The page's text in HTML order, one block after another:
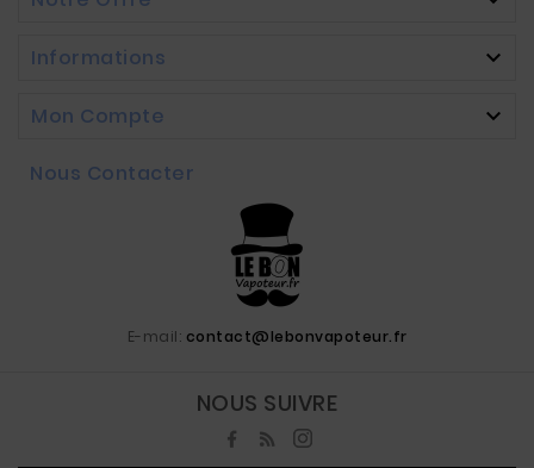
Informations 
Mon Compte 
Nous Contacter
E-mail: contact@lebonvapoteur.fr
NOUS SUIVRE